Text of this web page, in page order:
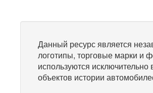
Данный ресурс является
логотипы, торговые марки и
используются
объектов истории